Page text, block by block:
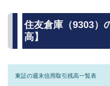
住友倉庫（9303）
高】
東証の週末信用取引残高一覧表